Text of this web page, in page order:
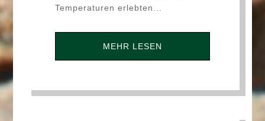
Temperaturen erlebten...
MEHR LESEN